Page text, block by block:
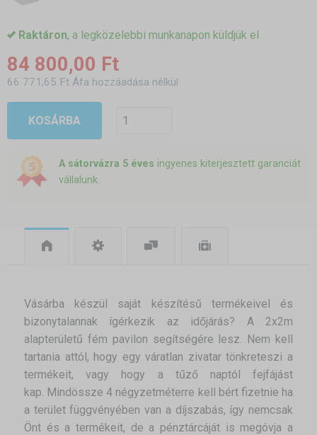
Raktáron, a legközelebbi munkanapon küldjük el
84 800,00 Ft
66 771,65 Ft Áfa hozzáadása nélkül
KOSÁRBA
A sátorvázra 5 éves ingyenes kiterjesztett garanciát
vállalunk.
Vásárba készül saját készítésű termékeivel és
bizonytalannak ígérkezik az időjárás? A 2x2m
alapterületű fém pavilon segítségére lesz. Nem kell
tartania attól, hogy egy váratlan zivatar tönkreteszi a
termékeit, vagy hogy a tűző naptól fejfájást
kap. Mindössze 4 négyzetméterre kell bért fizetnie ha
a terület függvényében van a díjszabás, így nemcsak
Önt és a termékeit, de a pénztárcáját is megóvja a